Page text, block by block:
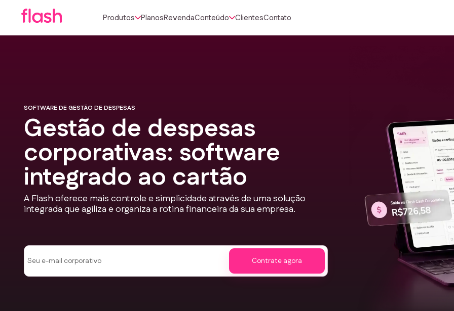
Produtos PlanosRevendaConteúdo ClientesContato
SOFTWARE DE GESTÃO DE DESPESAS
Gestão de despesas
corporativas: software
integrado ao cartão
A Flash oferece mais controle e simplicidade através de uma solução
integrada que agiliza e organiza a rotina financeira da sua empresa.
Contrate agora